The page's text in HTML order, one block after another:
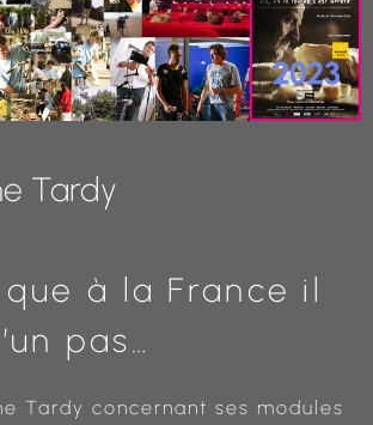
Tardy
à la France il
pas…
Tardy concernant ses modules